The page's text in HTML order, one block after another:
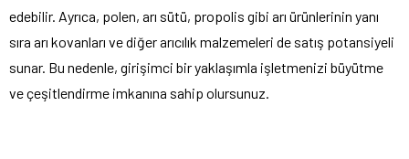
edebilir. Ayrıca, polen, arı sütü, propolis gibi arı ürünlerinin yanı
sıra arı kovanları ve diğer arıcılık malzemeleri de satış potansiyeli
sunar. Bu nedenle, girişimci bir yaklaşımla işletmenizi büyütme
ve çeşitlendirme imkanına sahip olursunuz.